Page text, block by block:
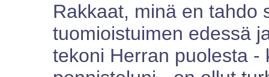
Rakkaat, minä en tahdo
tuomioistuimen edessä
tekoni Herran puolesta -